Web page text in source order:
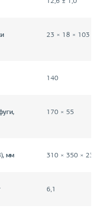
23 × 18 × 103
140
170 × 55
мм 310 × 350 × 230
6,1